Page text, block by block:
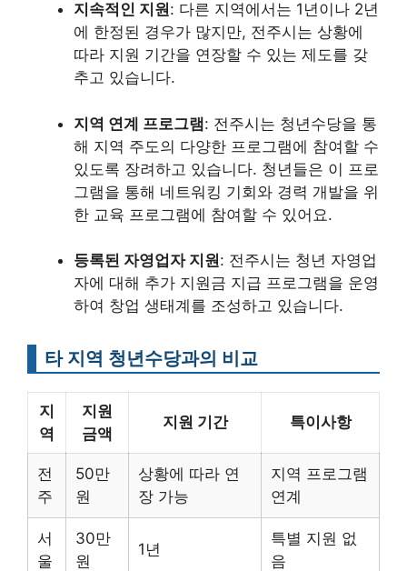
지속적인 지원: 다른 지역에서는 1년이나 2년
에 한정된 경우가 많지만, 전주시는 상황에
따라 지원 기간을 연장할 수 있는 제도를 갖
추고 있습니다.
지역 연계 프로그램: 전주시는 청년수당을 통
해 지역 주도의 다양한 프로그램에 참여할 수
있도록 장려하고 있습니다. 청년들은 이 프로
그램을 통해 네트워킹 기회와 경력 개발을 위
한 교육 프로그램에 참여할 수 있어요.
등록된 자영업자 지원: 전주시는 청년 자영업
자에 대해 추가 지원금 지급 프로그램을 운영
하여 창업 생태계를 조성하고 있습니다.
타 지역 청년수당과의 비교
지
역
지원
금액
지원 기간 특이사항
전
주
50만
원
상황에 따라 연
장 가능
지역 프로그램
연계
서
울
30만
원
1년
특별 지원 없
음